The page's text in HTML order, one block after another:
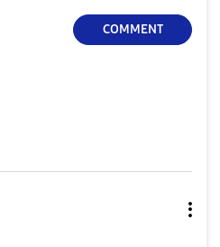
COMMENT